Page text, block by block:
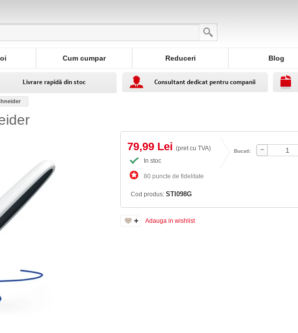
Cum cumpar Reduceri Blog
Livrare rapidă din stoc Consultant dedicat pentru companii
79,99 Lei (pret cu TVA)
In stoc
80 puncte de fidelitate
Bucati:
Cod produs: STI098G
Adauga in wishlist